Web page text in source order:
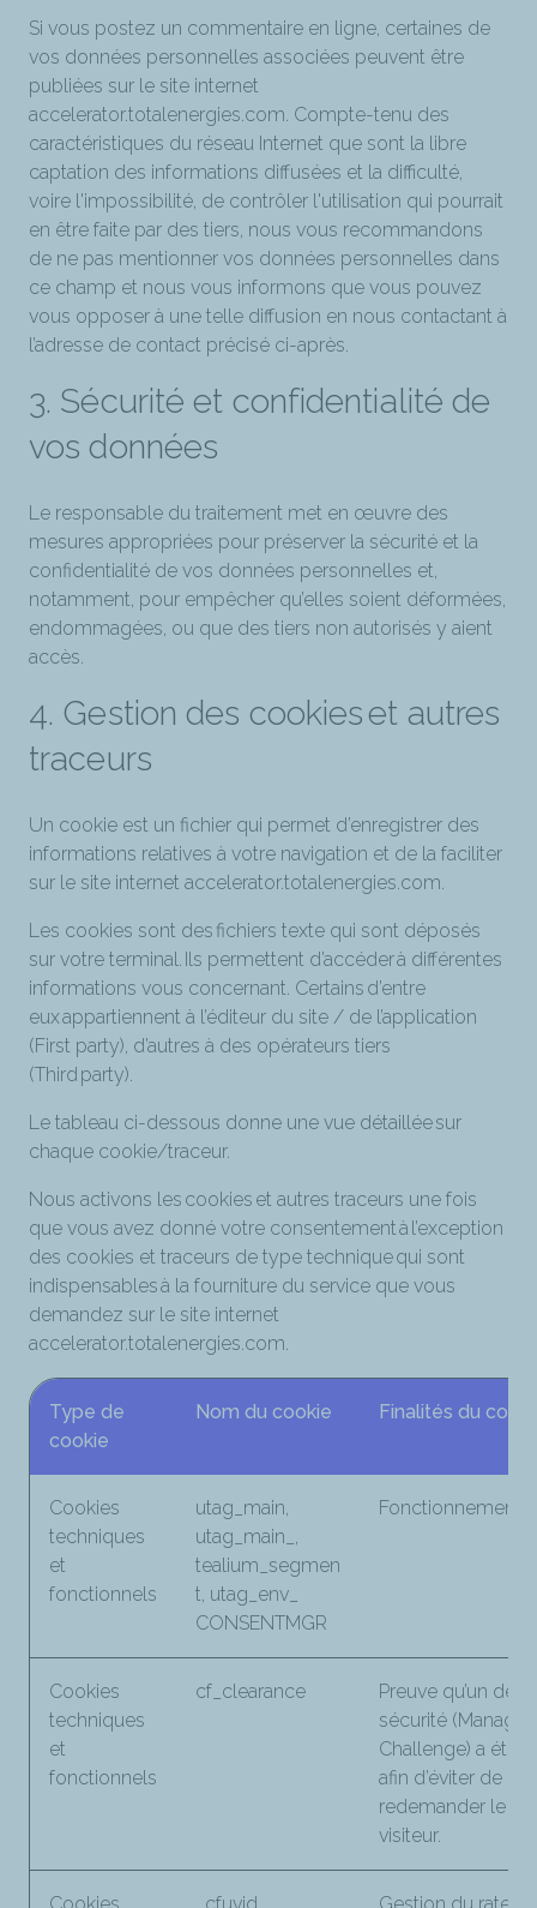
Si vous postez un commentaire en ligne, certaines de
vos données personnelles associées peuvent être
publiées sur le site internet
accelerator.totalenergies.com. Compte-tenu des
caractéristiques du réseau Internet que sont la libre
captation des informations diffusées et la difficulté,
voire l'impossibilité, de contrôler l'utilisation qui pourrait
en être faite par des tiers, nous vous recommandons
de ne pas mentionner vos données personnelles dans
ce champ et nous vous informons que vous pouvez
vous opposer à une telle diffusion en nous contactant à
l’adresse de contact précisé ci-après.
3. Sécurité et confidentialité de
vos données
Le responsable du traitement met en œuvre des
mesures appropriées pour préserver la sécurité et la
confidentialité de vos données personnelles et,
notamment, pour empêcher qu’elles soient déformées,
endommagées, ou que des tiers non autorisés y aient
accès.
4. Gestion des cookies et autres
traceurs
Un cookie est un fichier qui permet d’enregistrer des
informations relatives à votre navigation et de la faciliter
sur le site internet accelerator.totalenergies.com.
Les cookies sont des fichiers texte qui sont déposés
sur votre terminal. Ils permettent d’accéder à différentes
informations vous concernant. Certains d’entre
eux appartiennent à l’éditeur du site / de l’application
(First party), d’autres à des opérateurs tiers
(Third party).
Le tableau ci-dessous donne une vue détaillée sur
chaque cookie/traceur.
Nous activons les cookies et autres traceurs une fois
que vous avez donné votre consentement à l’exception
des cookies et traceurs de type technique qui sont
indispensables à la fourniture du service que vous
demandez sur le site internet
accelerator.totalenergies.com.
Type de
cookie
Nom du cookie Finalités du
Cookies
techniques
et
fonctionnels
utag_main,
utag_main_,
tealium_segmen
t, utag_env_
CONSENTMGR
Fonctionnement
Cookies
techniques
et
fonctionnels
cf_clearance
Preuve qu’un défi
sécurité (Managed
Challenge) a été
afin d’éviter de
redemander le
visiteur.